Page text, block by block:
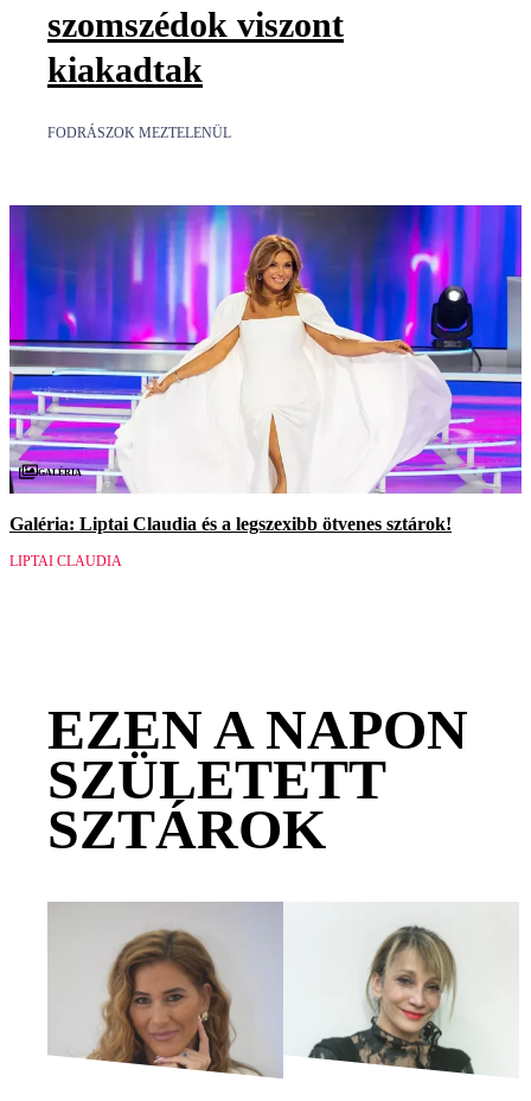
szomszédok viszont
kiakadtak
FODRÁSZOK MEZTELENÜL
Galéria
Galéria: Liptai Claudia és a legszexibb ötvenes sztárok!
LIPTAI CLAUDIA
EZEN A NAPON
SZÜLETETT
SZTÁROK